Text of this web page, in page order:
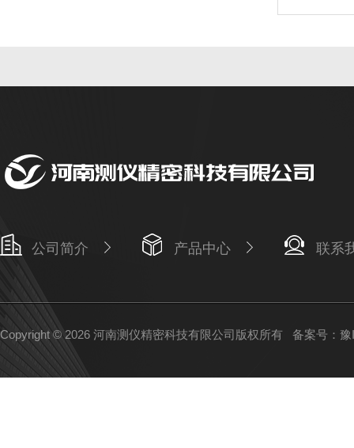
公司简介 产品中心 联系
Copyright © 2026 河南测仪精密科技有限公司版权所有 备案号：